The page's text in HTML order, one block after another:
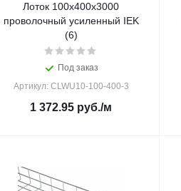
Лоток 100х400х3000
проволочный усиленный IEK
(6)
Под заказ
Артикул: CLWU10-100-400-3
1 372.95 руб./м